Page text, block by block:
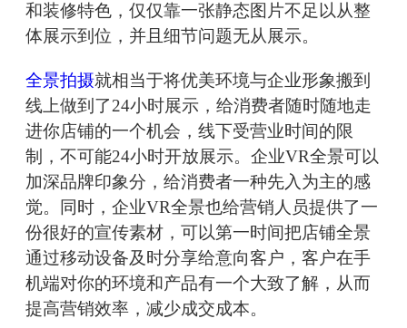
和装修特色，仅仅靠一张静态图片不足以从整
体展示到位，并且细节问题无从展示。
全景拍摄就相当于将优美环境与企业形象搬到
线上做到了24小时展示，给消费者随时随地走
进你店铺的一个机会，线下受营业时间的限
制，不可能24小时开放展示。企业VR全景可以
加深品牌印象分，给消费者一种先入为主的感
觉。同时，企业VR全景也给营销人员提供了一
份很好的宣传素材，可以第一时间把店铺全景
通过移动设备及时分享给意向客户，客户在手
机端对你的环境和产品有一个大致了解，从而
提高营销效率，减少成交成本。